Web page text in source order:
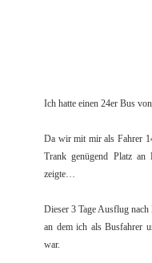
Ich hatte einen 24er Bus
Da wir mit mir als Fahrer
Trank genügend Platz
zeigte…
Dieser 3 Tage Ausflug
an dem ich als Busfahrer
war.